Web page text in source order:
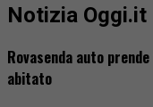
Notizia Oggi.it
Rovasenda auto
abitato